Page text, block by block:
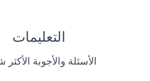
التعليمات
الأسئلة والأجوبة الأكثر